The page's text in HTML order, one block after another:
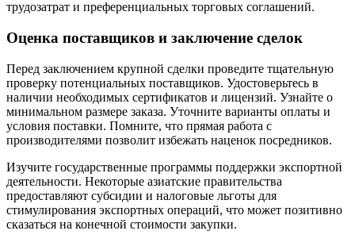
трудозатрат и преференциальных торговых соглашений.
Оценка поставщиков и заключение сделок
Перед заключением крупной сделки проведите тщательную
проверку потенциальных поставщиков. Удостоверьтесь в
наличии необходимых сертификатов и лицензий. Узнайте о
минимальном размере заказа. Уточните варианты оплаты и
условия поставки. Помните, что прямая работа с
производителями позволит избежать наценок посредников.
Изучите государственные программы поддержки экспортной
деятельности. Некоторые азиатские правительства
предоставляют субсидии и налоговые льготы для
стимулирования экспортных операций, что может позитивно
сказаться на конечной стоимости закупки.